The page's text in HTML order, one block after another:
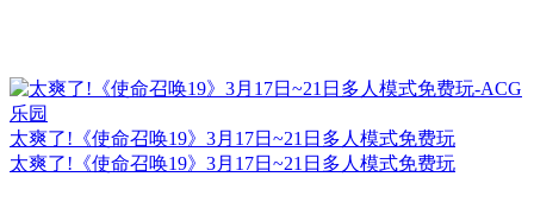
太爽了!《使命召唤19》3月17日~21日多人模式免费玩
太爽了!《使命召唤19》3月17日~21日多人模式免费玩